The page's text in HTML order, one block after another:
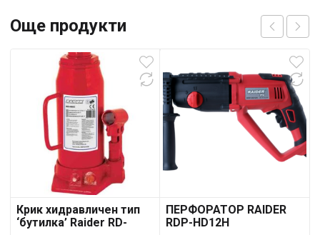
Още продукти
Крик хидравличен тип
‘бутилка’ Raider RD-
ПЕРФОРАТОР RAIDER
RDP-HD12H